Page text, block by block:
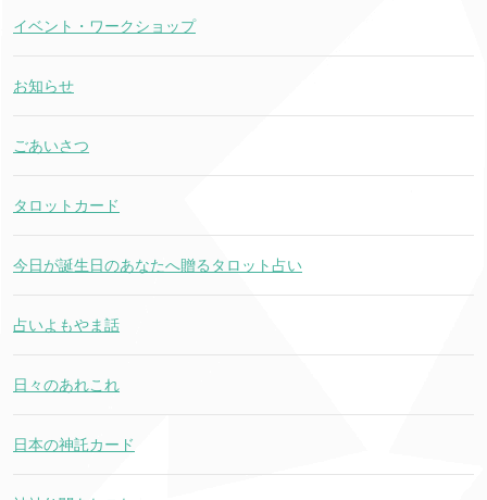
イベント・ワークショップ
お知らせ
ごあいさつ
タロットカード
今日が誕生日のあなたへ贈るタロット占い
占いよもやま話
日々のあれこれ
日本の神託カード